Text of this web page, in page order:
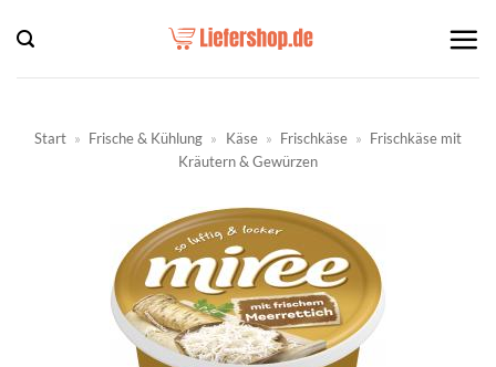
Inhalt
springen
Start » Frische & Kühlung » Käse » Frischkäse » Frischkäse mit
Kräutern & Gewürzen